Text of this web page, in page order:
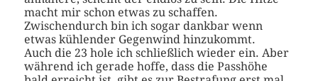
macht mir schon etwas zu schaffen.
Zwischendurch bin ich sogar dankbar wenn
etwas kühlender Gegenwind hinzukommt.
Auch die 23 hole ich schließlich wieder ein. Aber
während ich gerade hoffe, dass die Passhöhe